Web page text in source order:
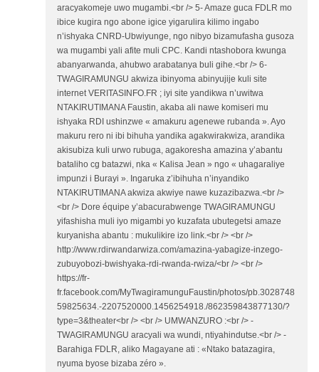
aracyakomeje uwo mugambi.<br /> 5- Amaze guca FDLR mo
ibice kugira ngo abone igice yigarulira kilimo ingabo
n’ishyaka CNRD-Ubwiyunge, ngo nibyo bizamufasha gusoza
wa mugambi yali afite muli CPC. Kandi ntashobora kwunga
abanyarwanda, ahubwo arabatanya buli gihe.<br /> 6-
TWAGIRAMUNGU akwiza ibinyoma abinyujije kuli site
internet VERITASINFO.FR ; iyi site yandikwa n’uwitwa
NTAKIRUTIMANA Faustin, akaba ali nawe komiseri mu
ishyaka RDI ushinzwe « amakuru agenewe rubanda ». Ayo
makuru rero ni ibi bihuha yandika agakwirakwiza, arandika
akisubiza kuli urwo rubuga, agakoresha amazina y’abantu
bataliho cg batazwi, nka « Kalisa Jean » ngo « uhagaraliye
impunzi i Burayi ». Ingaruka z’ibihuha n’inyandiko
NTAKIRUTIMANA akwiza akwiye nawe kuzazibazwa.<br />
<br /> Dore équipe y’abacurabwenge TWAGIRAMUNGU
yifashisha muli iyo migambi yo kuzafata ubutegetsi amaze
kuryanisha abantu : mukulikire izo link.<br /> <br />
http://www.rdirwandarwiza.com/amazina-yabagize-inzego-
zubuyobozi-bwishyaka-rdi-rwanda-rwiza/<br /> <br />
https://fr-
fr.facebook.com/MyTwagiramunguFaustin/photos/pb.3028748
59825634.-2207520000.1456254918./862359843877130/?
type=3&theater<br /> <br /> UMWANZURO :<br /> -
TWAGIRAMUNGU aracyali wa wundi, ntiyahindutse.<br /> -
Barahiga FDLR, aliko Magayane ati : «Ntako batazagira,
nyuma byose bizaba zéro ».